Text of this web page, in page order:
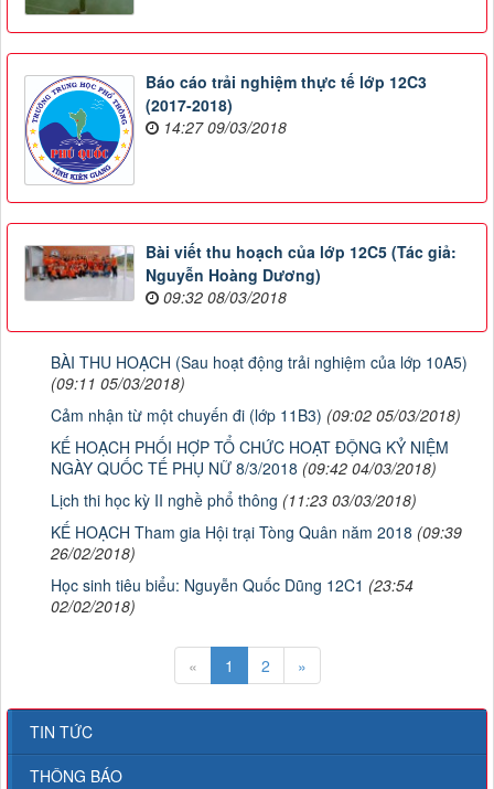
Báo cáo trải nghiệm thực tế lớp 12C3
(2017-2018)
14:27 09/03/2018
Bài viết thu hoạch của lớp 12C5 (Tác giả:
Nguyễn Hoàng Dương)
09:32 08/03/2018
BÀI THU HOẠCH (Sau hoạt động trải nghiệm của lớp 10A5)
(09:11 05/03/2018)
Cảm nhận từ một chuyến đi (lớp 11B3) (09:02 05/03/2018)
KẾ HOẠCH PHỐI HỢP TỔ CHỨC HOẠT ĐỘNG KỶ NIỆM
NGÀY QUỐC TẾ PHỤ NỮ 8/3/2018 (09:42 04/03/2018)
Lịch thi học kỳ II nghề phổ thông (11:23 03/03/2018)
KẾ HOẠCH Tham gia Hội trại Tòng Quân năm 2018 (09:39
26/02/2018)
Học sinh tiêu biểu: Nguyễn Quốc Dũng 12C1 (23:54
02/02/2018)
« 1 2 »
TIN TỨC
THÔNG BÁO